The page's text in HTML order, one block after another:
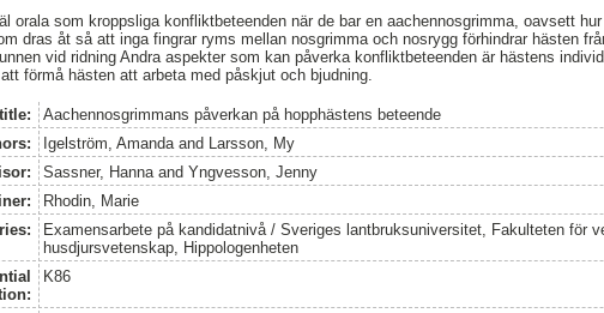
orala som kroppsliga konfliktbeteenden när de bar en aachennosgrimma, oavsett
dras åt så att inga fingrar ryms mellan nosgrimma och nosrygg förhindrar hästen
vid ridning Andra aspekter som kan påverka konfliktbeteenden är hästens
förmå hästen att arbeta med påskjut och bjudning.
Aachennosgrimmans påverkan på hopphästens beteende
Igelström, Amandaand Larsson, My
Sassner, Hannaand Yngvesson, Jenny
Rhodin, Marie
Examensarbete på kandidatnivå / Sveriges lantbruksuniversitet, Fakulteten för
husdjursvetenskap, Hippologenheten
K86